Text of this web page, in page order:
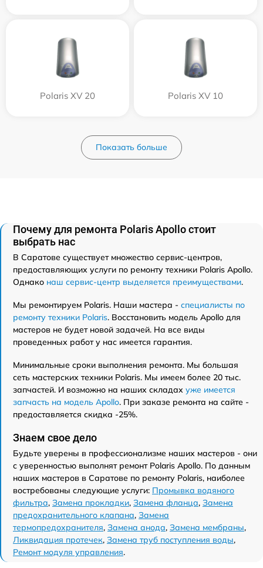
Polaris XV 20 Polaris XV 10
Показать больше
Почему для ремонта Polaris Apollo стоит
выбрать нас
В Саратове существует множество сервис-центров,
предоставляющих услуги по ремонту техники Polaris Apollo.
Однако наш сервис-центр выделяется преимуществами.
Мы ремонтируем Polaris. Наши мастера - специалисты по
ремонту техники Polaris. Восстановить модель Apollo для
мастеров не будет новой задачей. На все виды
проведенных работ у нас имеется гарантия.
Минимальные сроки выполнения ремонта. Мы большая
сеть мастерских техники Polaris. Мы имеем более 20 тыс.
запчастей. И возможно на наших складах уже имеется
запчасть на модель Apollo. При заказе ремонта на сайте -
предоставляется скидка -25%.
Знаем свое дело
Будьте уверены в профессионализме наших мастеров - они
с уверенностью выполнят ремонт Polaris Apollo. По данным
наших мастеров в Саратове по ремонту Polaris, наиболее
востребованы следующие услуги: Промывка водяного
фильтра, Замена прокладки, Замена фланца, Замена
предохранительного клапана, Замена
термопредохранителя, Замена анода, Замена мембраны,
Ликвидация протечек, Замена труб поступления воды,
Ремонт модуля управления.